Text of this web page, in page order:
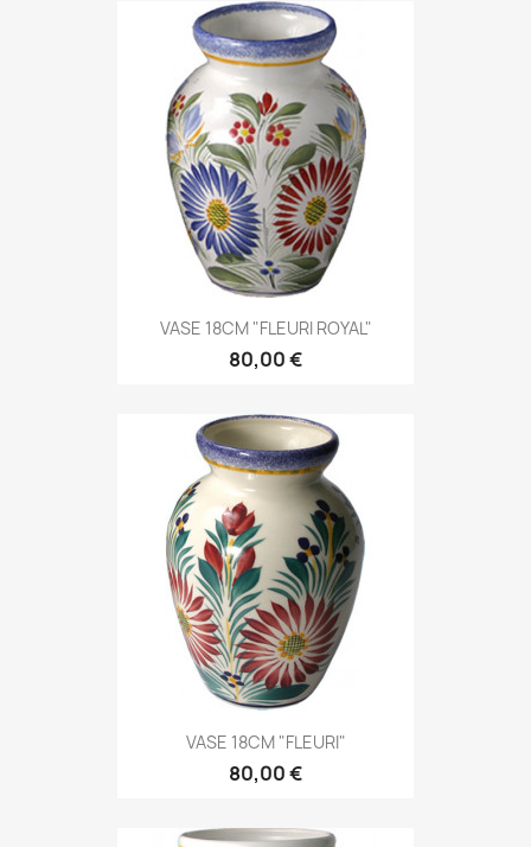
VASE 18CM "FLEURI ROYAL"
80,00 €
VASE 18CM "FLEURI"
80,00 €